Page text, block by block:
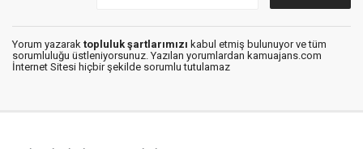
Yorum yazarak topluluk şartlarımızı kabul etmiş bulunuyor ve tüm
sorumluluğu üstleniyorsunuz. Yazılan yorumlardan kamuajans.com
İnternet Sitesi hiçbir şekilde sorumlu tutulamaz